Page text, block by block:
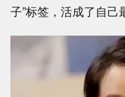
子”标签，活成了自己